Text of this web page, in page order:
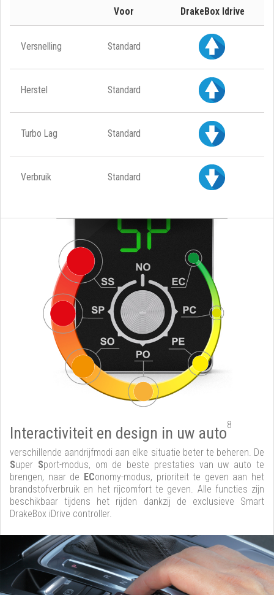
Voor DrakeBox Idrive
Versnelling Standard
Herstel Standard
Turbo Lag Standard
Verbruik Standard
Interactiviteit en design in uw auto8
verschillende aandrijfmodi aan elke situatie beter te beheren. De
Super Sport-modus, om de beste prestaties van uw auto te
brengen, naar de EConomy-modus, prioriteit te geven aan het
brandstofverbruik en het rijcomfort te geven. Alle functies zijn
beschikbaar tijdens het rijden dankzij de exclusieve Smart
DrakeBox iDrive controller.